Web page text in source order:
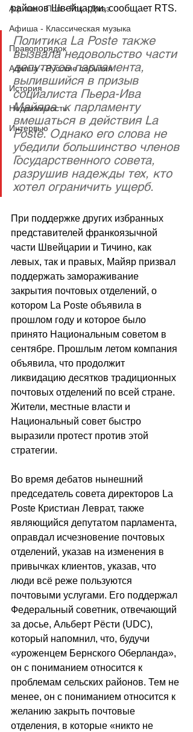
Афиша - Поп - Рок - Джаз
Афиша - Классическая музыка
Правопорядок
Афиша - Русские события
История
Недвижимость
Интервью
районов Швейцарии, сообщает RTS.
Политика La Poste также
вызвала недовольство части
депутатов парламента,
вылившийся в призыв
социалиста Пьера-Ива
Майяра  к парламенту
вмешаться в действия La
Poste. Однако его слова не
убедили большинство членов
Государственного совета,
разрушив надежды тех, кто
хотел ограничить ущерб.
При поддержке других избранных
представителей франкоязычной
части Швейцарии и Тичино, как
левых, так и правых, Майяр призвал
поддержать замораживание
закрытия почтовых отделений, о
котором La Poste объявила в
прошлом году и которое было
принято Национальным советом в
сентябре. Прошлым летом компания
объявила, что продолжит
ликвидацию десятков традиционных
почтовых отделений по всей стране.
Жители, местные власти и
Национальный совет быстро
выразили протест против этой
стратегии.
Во время дебатов нынешний
председатель совета директоров La
Poste Кристиан Леврат, также
являющийся депутатом парламента,
оправдал исчезновение почтовых
отделений, указав на изменения в
привычках клиентов, указав, что
люди всё реже пользуются
почтовыми услугами. Его поддержал
Федеральный советник, отвечающий
за досье, Альберт Рёсти (UDC),
который напомнил, что, будучи
«уроженцем Бернского Оберланда»,
он с пониманием относится к
проблемам сельских районов. Тем не
менее, он с пониманием относится к
желанию закрыть почтовые
отделения, в которые «никто не